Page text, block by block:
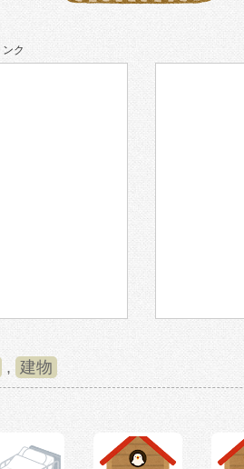
ク
, 建物